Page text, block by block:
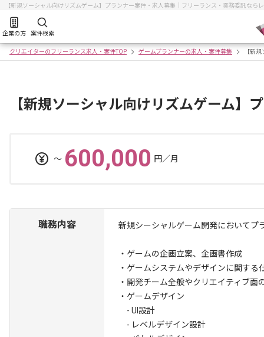
【新規ソーシャル向けリズムゲーム】プランナー案件・求人募集｜フリーランス・業務委託なら
企業の方 案件検索
クリエイターのフリーランス求人・案件TOP ゲームプランナーの求人・案件募集 【新
【新規ソーシャル向けリズムゲーム】
〜 600,000 円／月
職務内容 新規シーシャルゲーム開発においてプ
・ゲームの企画立案、企画書作成
・ゲームシステムやデザインに関する
・開発チーム全般やクリエイティブ面
・ゲームデザイン
- UI設計
- レベルデザイン設計